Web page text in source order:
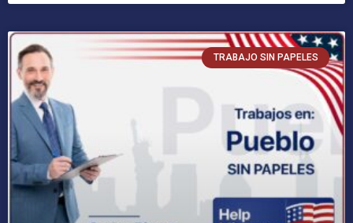
TRABAJO SIN PAPELES